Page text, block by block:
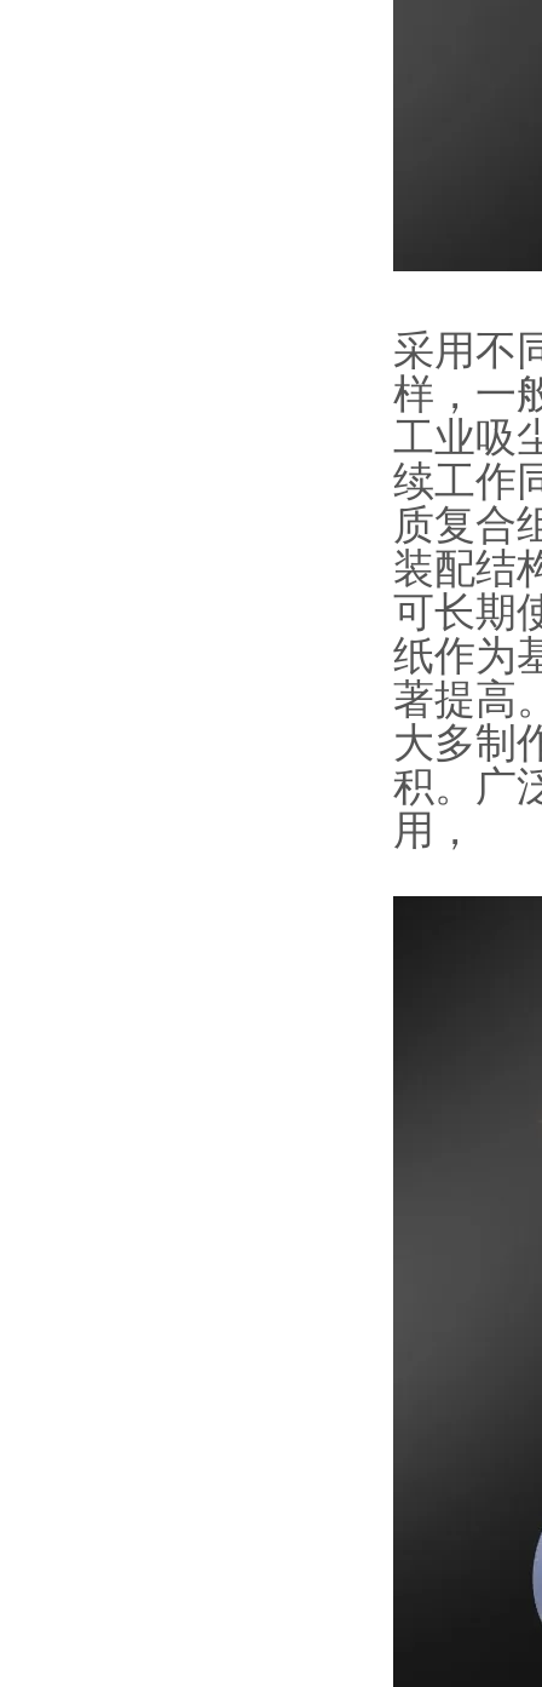
采用不
样，一
工业吸
续工作
质复合
装配结
可长期
纸作为
著提高
大多制
积。广
用，